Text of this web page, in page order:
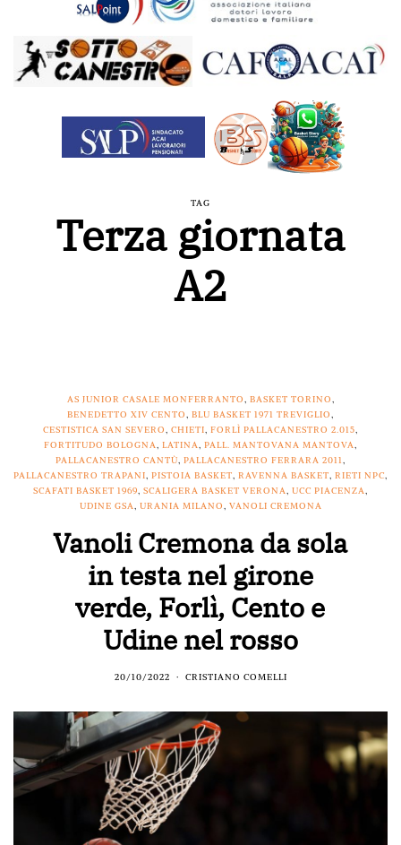
TAG
Terza giornata
A2
AS JUNIOR CASALE MONFERRANTO, BASKET TORINO,
BENEDETTO XIV CENTO, BLU BASKET 1971 TREVIGLIO,
CESTISTICA SAN SEVERO, CHIETI, FORLÌ PALLACANESTRO 2.015,
FORTITUDO BOLOGNA, LATINA, PALL. MANTOVANA MANTOVA,
PALLACANESTRO CANTÙ, PALLACANESTRO FERRARA 2011,
PALLACANESTRO TRAPANI, PISTOIA BASKET, RAVENNA BASKET, RIETI NPC,
SCAFATI BASKET 1969, SCALIGERA BASKET VERONA, UCC PIACENZA,
UDINE GSA, URANIA MILANO, VANOLI CREMONA
Vanoli Cremona da sola
in testa nel girone
verde, Forlì, Cento e
Udine nel rosso
20/10/2022 CRISTIANO COMELLI